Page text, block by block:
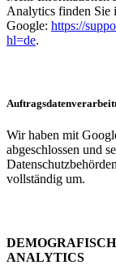
Analytics finden Sie
Google: https://
hl=de.
Wir haben mit
abgeschlossen und
vollständig um.
ANALYTICS